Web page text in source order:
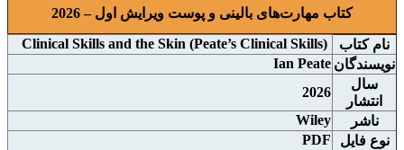
کتاب مهارت‌های بالینی و پوست ویرایش اول – 2026
نام کتاب
نويسندگان Ian Peate
سال
انتشار
2026
ناشر
Wiley
نوع فايل
PDF